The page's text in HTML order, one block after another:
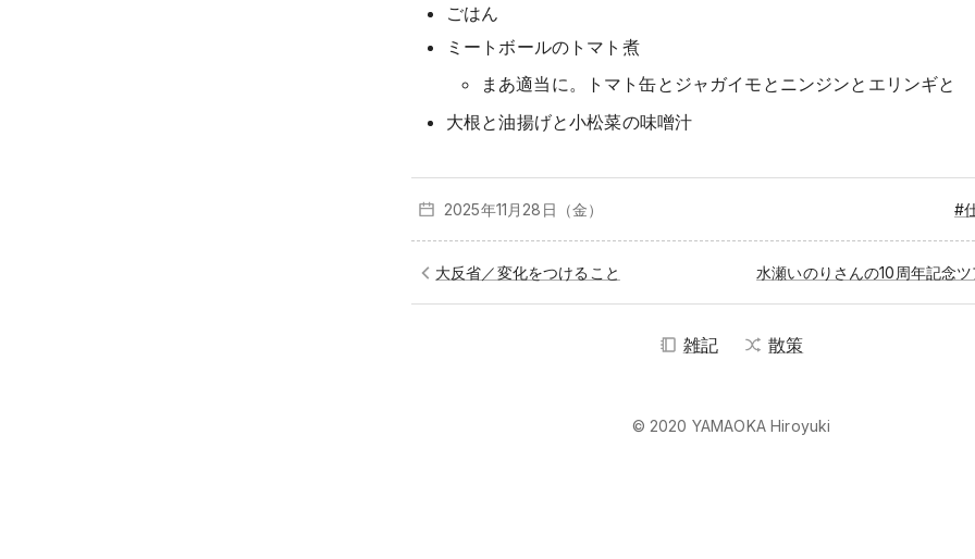
ごはん
ミートボールのトマト煮
まあ適当に。トマト缶とジャガイモとニンジンとエリンギと
大根と油揚げと小松菜の味噌汁
2025年11月 28日（金） #
大反省／変化をつけること
雑記 散策
© 2020 YAMAOKA Hiroyuki